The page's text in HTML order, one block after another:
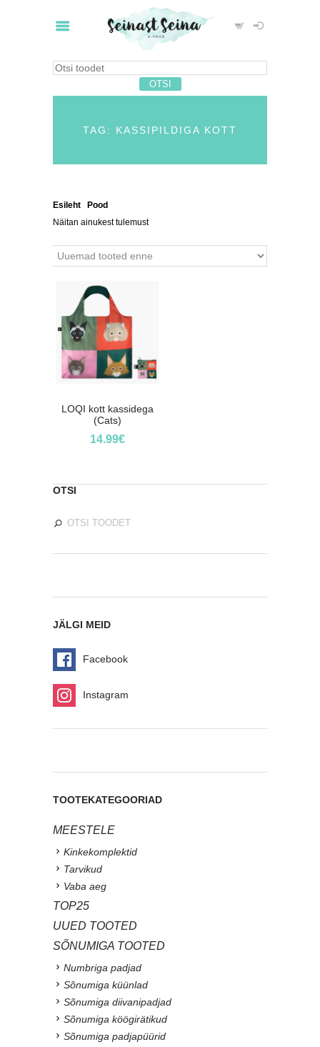
TAG: KASSIPILDIGA KOTT
Esileht Pood
Näitan ainukest tulemust
LOQI kott kassidega
(Cats)
14.99€
OTSI
JÄLGI MEID
Facebook
Instagram
TOOTEKATEGOORIAD
MEESTELE
Kinkekomplektid
Tarvikud
Vaba aeg
TOP25
UUED TOOTED
SÕNUMIGA TOOTED
Numbriga padjad
Sõnumiga küünlad
Sõnumiga diivanipadjad
Sõnumiga köögirätikud
Sõnumiga padjapüürid